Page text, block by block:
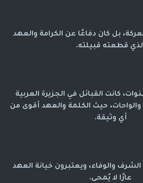
بل كان دفاعًا عن الكرامة والعهد
قطعته قبيلته.
كانت القبائل في الجزيرة العربية
حيث الكلمة والعهد أقوى من
أي وثيقة.
والوفاء، ويعتبرون خيانة العهد
عارًا لا يُمحى.